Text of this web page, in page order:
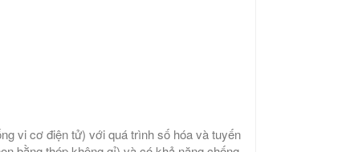
vi cơ điện tử) với quá trình số hóa và tuyến